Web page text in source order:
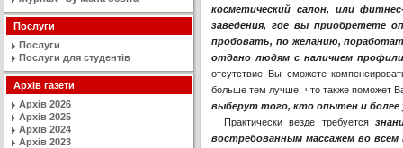
Послуги
Послуги
Послуги для студентів
Архів газети
Архів 2026
Архів 2025
Архів 2024
Архів 2023
косметический салон, или
заведения, где вы приобретете
пробовать, по желанию,
отдано людям с наличием
отсутствие Вы сможете
больше тем лучше, что также поможет
выберут того, кто опытен и более
Практически везде требуется
востребованным массажем во всем